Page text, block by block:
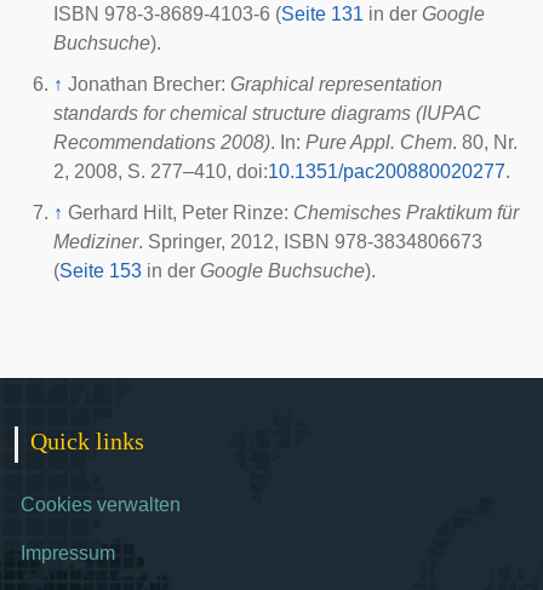
ISBN 978-3-8689-4103-6 (Seite 131 in der Google
Buchsuche).
↑ Jonathan Brecher: Graphical representation
standards for chemical structure diagrams (IUPAC
Recommendations 2008). In: Pure Appl. Chem. 80, Nr.
2, 2008, S. 277–410, doi:10.1351/pac200880020277.
↑ Gerhard Hilt, Peter Rinze: Chemisches Praktikum für
Mediziner. Springer, 2012, ISBN 978-3834806673
(Seite 153 in der Google Buchsuche).
Quick links
Cookies verwalten
Impressum